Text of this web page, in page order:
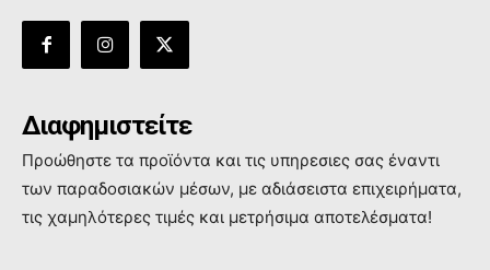
Διαφημιστείτε
Προώθηστε τα προϊόντα και τις υπηρεσιες σας έναντι
των παραδοσιακών μέσων, με αδιάσειστα επιχειρήματα,
τις χαμηλότερες τιμές και μετρήσιμα αποτελέσματα!